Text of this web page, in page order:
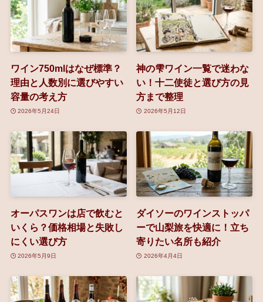
ワイン750mlはなぜ標準？
理由と人数別に選びやすい
容量の考え方
2026年5月24日
神の雫ワイン一覧で迷わな
い！十二使徒と選び方の見
方まで整理
2026年5月12日
オーパスワンは店で飲むと
いくら？価格相場と失敗し
にくい選び方
2026年5月9日
ダイソーのワインストッパ
ーで山梨旅を快適に！立ち
寄りたい名所も紹介
2026年4月4日